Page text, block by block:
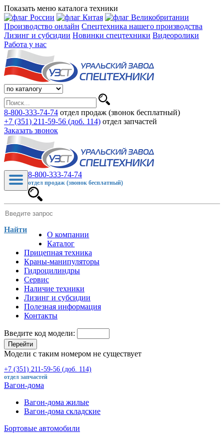
Показать меню каталога техники
Производство онлайн Спецтехника нашего производства
Лизинг и субсидии Новинки спецтехники Видеоролики
Работа у нас
8-800-333-74-74 отдел продаж (звонок бесплатный)
+7 (351) 211-59-56 (доб. 114) отдел запчастей
Заказать звонок
8-800-333-74-74
отдел продаж (звонок бесплатный)
Найти
О компании
Каталог
Прицепная техника
Краны-манипуляторы
Гидроцилиндры
Сервис
Наличие техники
Лизинг и субсидии
Полезная информация
Контакты
Введите код модели:
Перейти
Модели с таким номером не существует
+7 (351) 211-59-56 (доб. 114)
отдел запчастей
Вагон-дома
Вагон-дома жилые
Вагон-дома складские
Бортовые автомобили